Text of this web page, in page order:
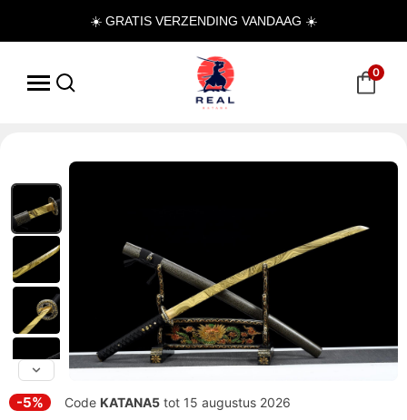
☀️ GRATIS VERZENDING VANDAAG ☀️
0
-5% Code KATANA5 tot 15 augustus 2026